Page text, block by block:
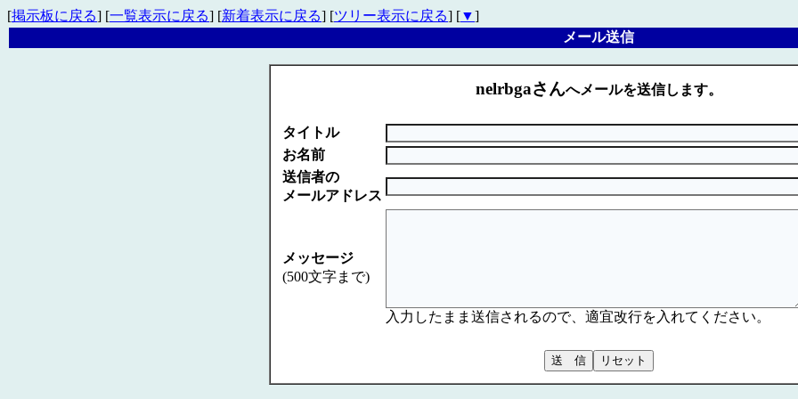
[掲示板に戻る] [一覧表示に戻る] [新着表示に戻る] [ツリー表示に戻る] [▼]
メール送信
nelrbgaさんへメールを送信します。
タイトル
お名前
送信者の
メールアドレス
メッセージ
(500文字まで)
入力したまま送信されるので、適宜改行を入れてください。